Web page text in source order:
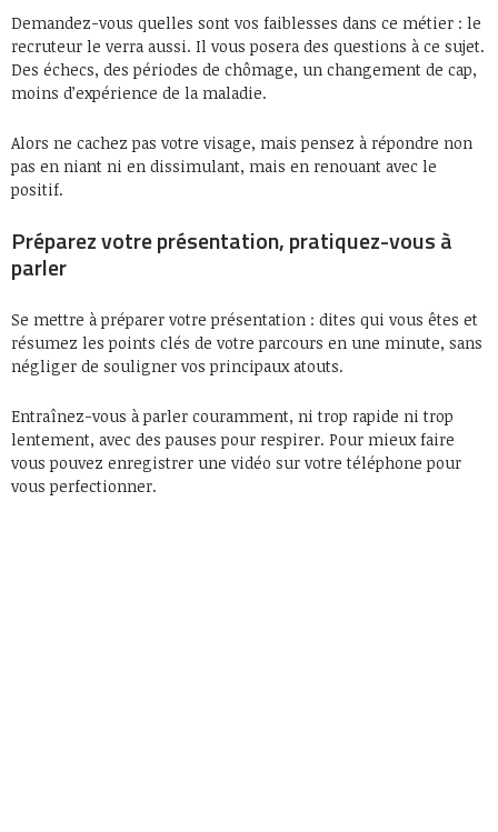
Demandez-vous quelles sont vos faiblesses dans ce métier : le
recruteur le verra aussi. Il vous posera des questions à ce sujet.
Des échecs, des périodes de chômage, un changement de cap,
moins d’expérience de la maladie.
Alors ne cachez pas votre visage, mais pensez à répondre non
pas en niant ni en dissimulant, mais en renouant avec le
positif.
Préparez votre présentation, pratiquez-vous à
parler
Se mettre à préparer votre présentation : dites qui vous êtes et
résumez les points clés de votre parcours en une minute, sans
négliger de souligner vos principaux atouts.
Entraînez-vous à parler couramment, ni trop rapide ni trop
lentement, avec des pauses pour respirer. Pour mieux faire
vous pouvez enregistrer une vidéo sur votre téléphone pour
vous perfectionner.